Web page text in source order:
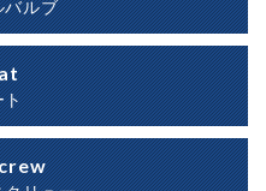
バルブ
ト